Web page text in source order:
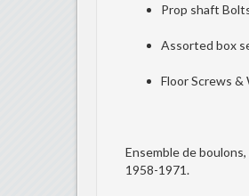
Prop shaft
Assorted box
Floor Screws &
Ensemble de
1958-1971.